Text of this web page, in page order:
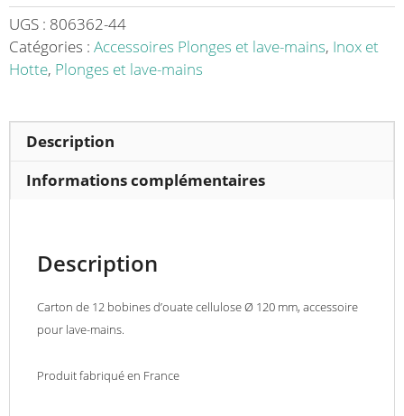
Ø
120
UGS : 806362-44
Catégories : Accessoires Plonges et lave-mains, Inox et
Hotte, Plonges et lave-mains
Description
Informations complémentaires
Description
Carton de 12 bobines d’ouate cellulose Ø 120 mm, accessoire
pour lave-mains.
Produit fabriqué en France